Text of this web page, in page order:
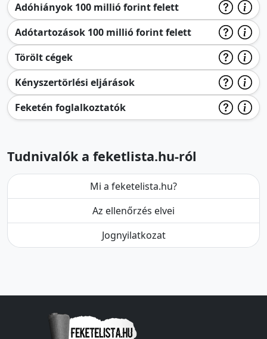
Adóhiányok 100 millió forint felett
Adótartozások 100 millió forint felett
Törölt cégek
Kényszertörlési eljárások
Feketén foglalkoztatók
Tudnivalók a feketlista.hu-ról
Mi a feketelista.hu?
Az ellenőrzés elvei
Jognyilatkozat